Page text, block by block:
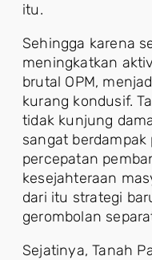
itu.
Sehingga karena
meningkatkan
brutal OPM,
kurang kondusif.
tidak kunjung
sangat
percepatan
kesejahteraan
dari itu strategi
gerombolan
Sejatinya, Tanah